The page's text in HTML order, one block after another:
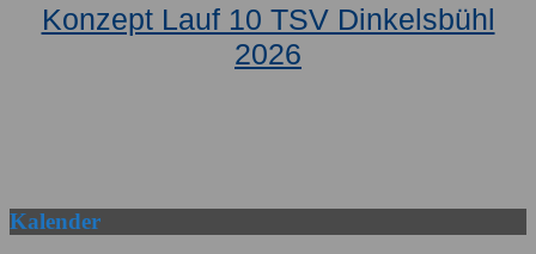
Konzept Lauf 10 TSV Dinkelsbühl
2026
Kalender